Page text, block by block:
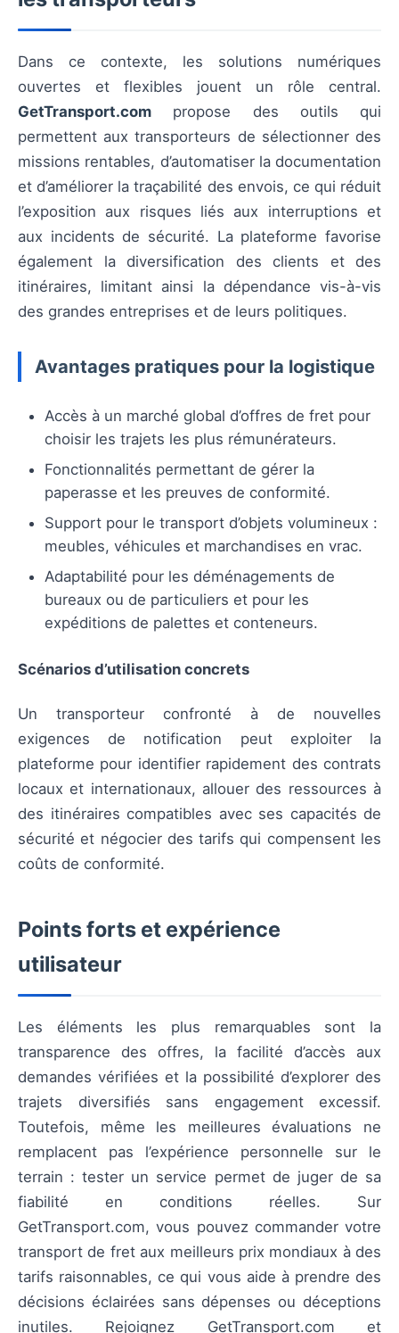
Dans ce contexte, les solutions numériques
ouvertes et flexibles jouent un rôle central.
GetTransport.com propose des outils qui
permettent aux transporteurs de sélectionner des
missions rentables, d’automatiser la documentation
et d’améliorer la traçabilité des envois, ce qui réduit
l’exposition aux risques liés aux interruptions et
aux incidents de sécurité. La plateforme favorise
également la diversification des clients et des
itinéraires, limitant ainsi la dépendance vis-à-vis
des grandes entreprises et de leurs politiques.
Avantages pratiques pour la logistique
Accès à un marché global d’offres de fret pour
choisir les trajets les plus rémunérateurs.
Fonctionnalités permettant de gérer la
paperasse et les preuves de conformité.
Support pour le transport d’objets volumineux :
meubles, véhicules et marchandises en vrac.
Adaptabilité pour les déménagements de
bureaux ou de particuliers et pour les
expéditions de palettes et conteneurs.
Scénarios d’utilisation concrets
Un transporteur confronté à de nouvelles
exigences de notification peut exploiter la
plateforme pour identifier rapidement des contrats
locaux et internationaux, allouer des ressources à
des itinéraires compatibles avec ses capacités de
sécurité et négocier des tarifs qui compensent les
coûts de conformité.
Points forts et expérience
utilisateur
Les éléments les plus remarquables sont la
transparence des offres, la facilité d’accès aux
demandes vérifiées et la possibilité d’explorer des
trajets diversifiés sans engagement excessif.
Toutefois, même les meilleures évaluations ne
remplacent pas l’expérience personnelle sur le
terrain : tester un service permet de juger de sa
fiabilité en conditions réelles. Sur
GetTransport.com, vous pouvez commander votre
transport de fret aux meilleurs prix mondiaux à des
tarifs raisonnables, ce qui vous aide à prendre des
décisions éclairées sans dépenses ou déceptions
inutiles. Rejoignez GetTransport.com et